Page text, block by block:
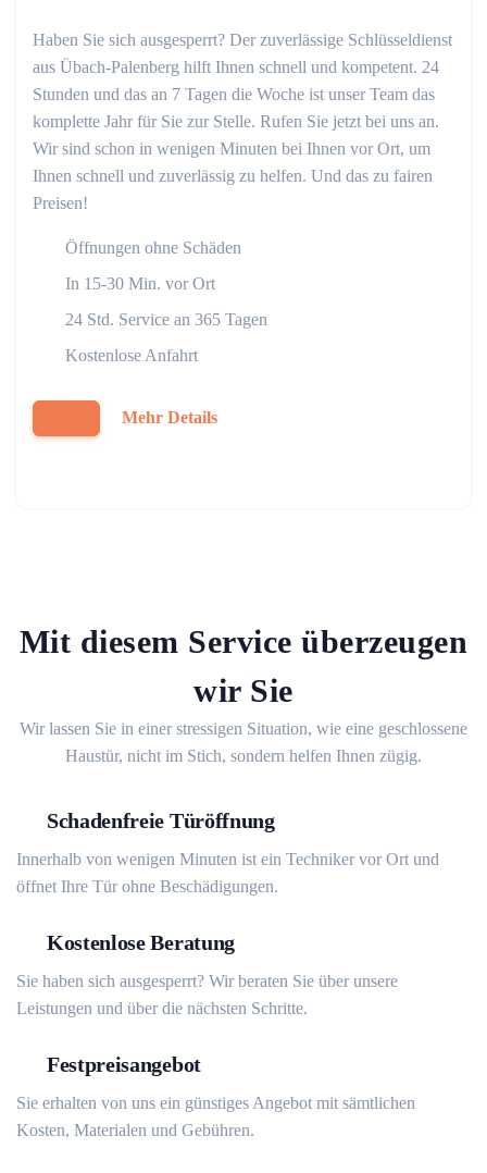
Haben Sie sich ausgesperrt? Der zuverlässige Schlüsseldienst
aus Übach-Palenberg hilft Ihnen schnell und kompetent. 24
Stunden und das an 7 Tagen die Woche ist unser Team das
komplette Jahr für Sie zur Stelle. Rufen Sie jetzt bei uns an.
Wir sind schon in wenigen Minuten bei Ihnen vor Ort, um
Ihnen schnell und zuverlässig zu helfen. Und das zu fairen
Preisen!
Öffnungen ohne Schäden
In 15-30 Min. vor Ort
24 Std. Service an 365 Tagen
Kostenlose Anfahrt
Mehr Details
Mit diesem Service überzeugen
wir Sie
Wir lassen Sie in einer stressigen Situation, wie eine geschlossene
Haustür, nicht im Stich, sondern helfen Ihnen zügig.
Schadenfreie Türöffnung
Innerhalb von wenigen Minuten ist ein Techniker vor Ort und
öffnet Ihre Tür ohne Beschädigungen.
Kostenlose Beratung
Sie haben sich ausgesperrt? Wir beraten Sie über unsere
Leistungen und über die nächsten Schritte.
Festpreisangebot
Sie erhalten von uns ein günstiges Angebot mit sämtlichen
Kosten, Materialen und Gebühren.